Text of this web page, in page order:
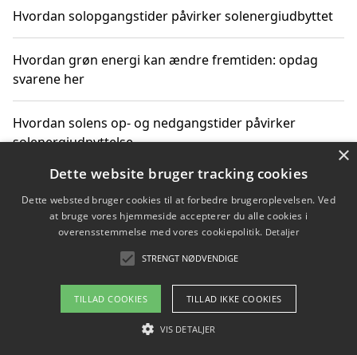
Hvordan solopgangstider påvirker solenergiudbyttet
Hvordan grøn energi kan ændre fremtiden: opdag
svarene her
Hvordan solens op- og nedgangstider påvirker
solenergiudnyttelse
Hvordan du får svar på energispørgsmål om
vedvarende energikilder
Om / kontakt
Blog Betingelser
×
Dette website bruger tracking cookies
Dette websted bruger cookies til at forbedre brugeroplevelsen. Ved
at bruge vores hjemmeside accepterer du alle cookies i
overensstemmelse med vores cookiepolitik. Detaljer
STRENGT NØDVENDIGE
TILLAD COOKIES TILLAD IKKE COOKIES
VIS DETALJER